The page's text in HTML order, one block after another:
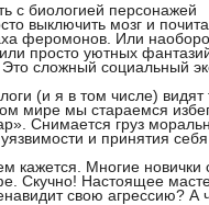
с биологией персонажей
выключить мозг и
феромонов. Или
просто уютных
сложный социальный
(и я в том числе)
мире мы стараемся
Снимается груз
и принятия
кажется. Многие
Скучно! Настоящее
свою агрессию? А